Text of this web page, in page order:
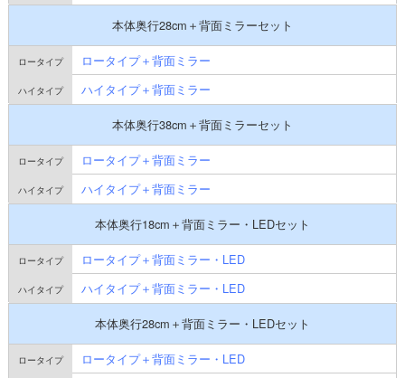
本体奥行28cm＋背面ミラーセット
ロータイプ＋背面ミラー
ハイタイプ＋背面ミラー
本体奥行38cm＋背面ミラーセット
ロータイプ＋背面ミラー
ハイタイプ＋背面ミラー
本体奥行18cm＋背面ミラー・LEDセット
ロータイプ＋背面ミラー・LED
ハイタイプ＋背面ミラー・LED
本体奥行28cm＋背面ミラー・LEDセット
ロータイプ＋背面ミラー・LED